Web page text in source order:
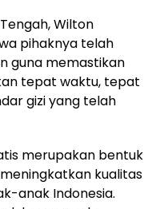
Wilton
pihaknya telah
guna memastikan
tepat waktu, tepat
gizi yang telah
merupakan bentuk
kualitas
anak Indonesia.